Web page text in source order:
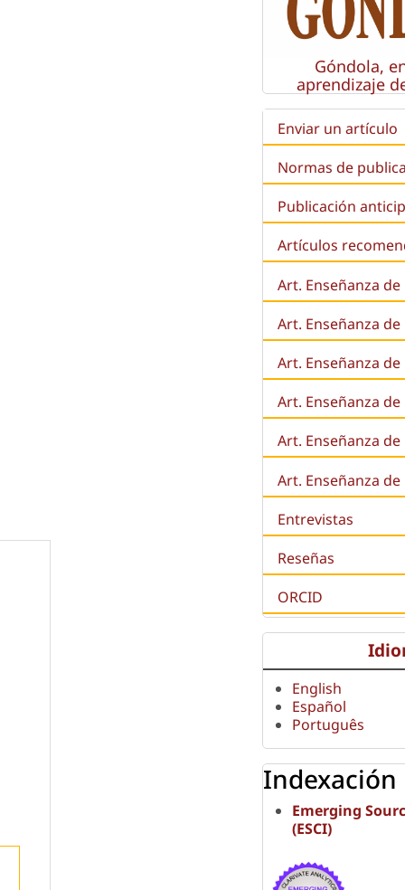
Góndola,
aprendizaje
Enviar un artículo
Normas de
Publicación
Artículos
Art. Enseñanza
Art. Enseñanza
Art. Enseñanza de
Art. Enseñanza de
Art. Enseñanza
Art. Enseñanza
Entrevistas
Reseñas
ORCID
English
Español
Português
Indexación
Emerging
(ESCI)